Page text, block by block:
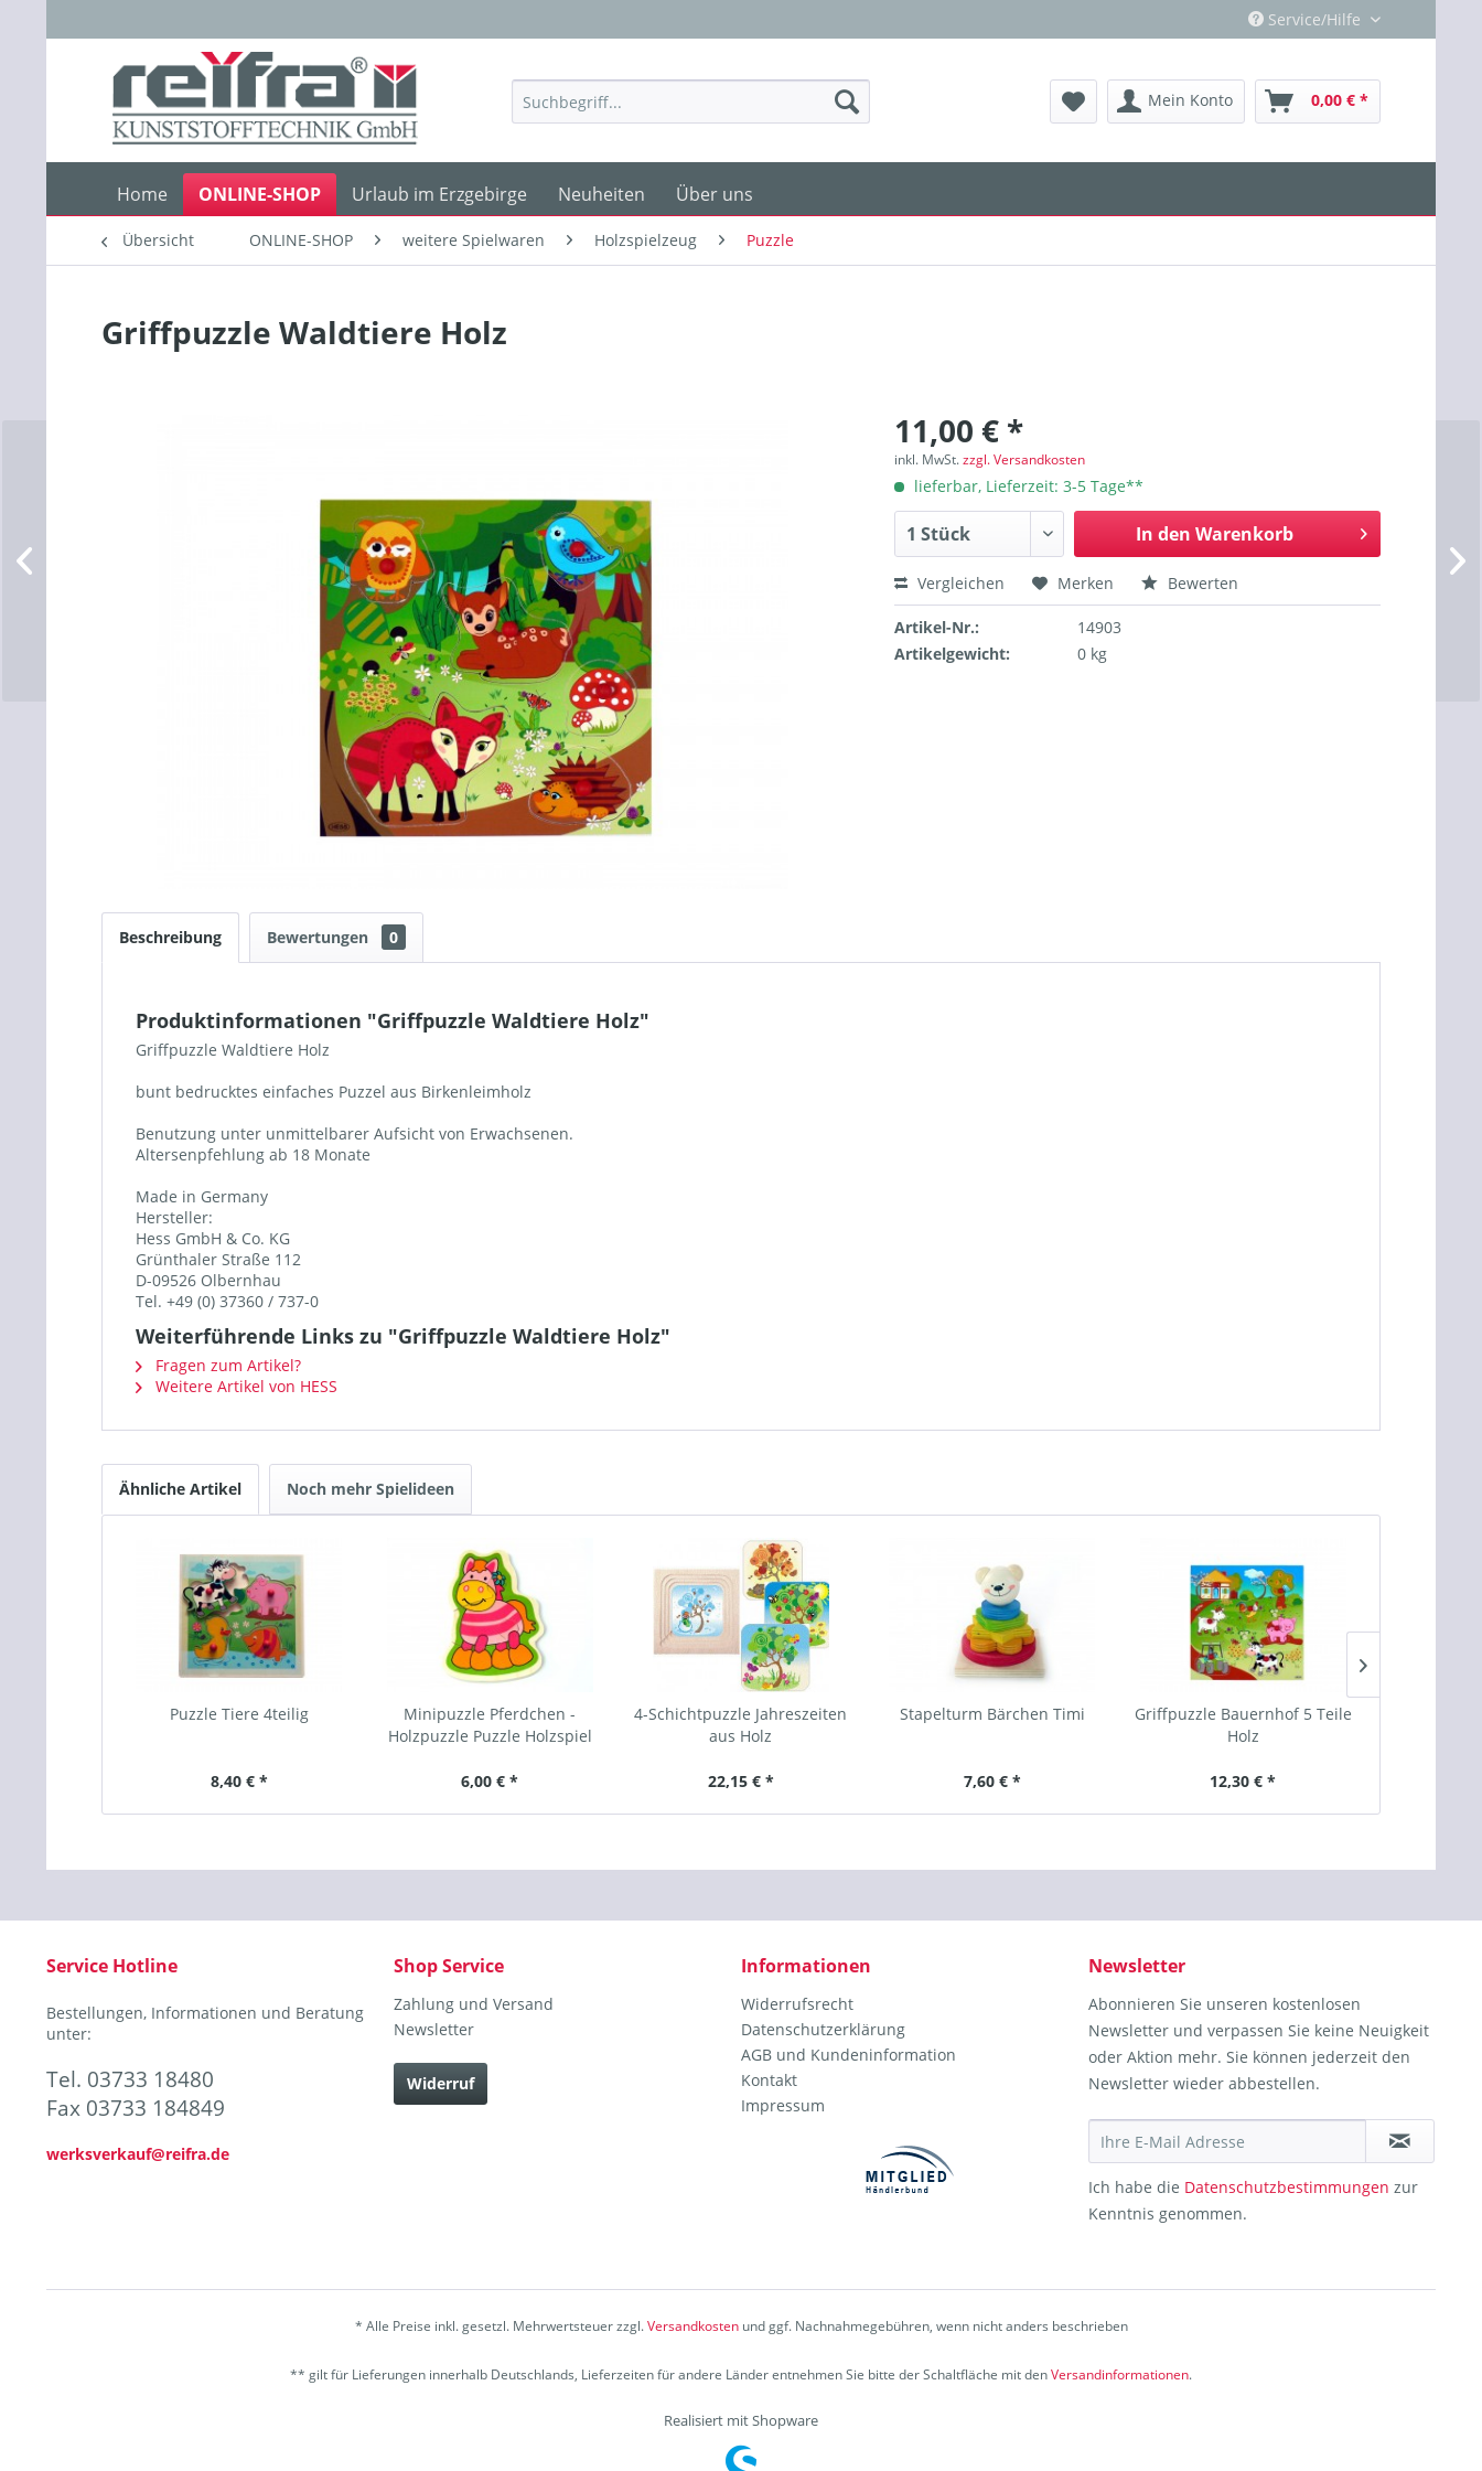
Service/Hilfe
Mein Konto 0,00 € *
Home ONLINE-SHOP Urlaub im Erzgebirge Neuheiten Über uns
Übersicht ONLINE-SHOP weitere Spielwaren Holzspielzeug Puzzle
Griffpuzzle Waldtiere Holz
11,00 € *
inkl. MwSt.zzgl. Versandkosten
lieferbar, Lieferzeit: 3-5 Tage**
In den Warenkorb
Vergleichen Merken Bewerten
Artikel-Nr.:
14903
Artikelgewicht:
0 kg
Beschreibung Bewertungen 0
Produktinformationen "Griffpuzzle Waldtiere Holz"
Griffpuzzle Waldtiere Holz
bunt bedrucktes einfaches Puzzel aus Birkenleimholz
Benutzung unter unmittelbarer Aufsicht von Erwachsenen.
Altersenpfehlung ab 18 Monate
Made in Germany
Hersteller:
Hess GmbH & Co. KG
Grünthaler Straße 112
D-09526 Olbernhau
Tel. +49 (0) 37360 / 737-0
Weiterführende Links zu "Griffpuzzle Waldtiere Holz"
Fragen zum Artikel?
Weitere Artikel von HESS
Ähnliche Artikel Noch mehr Spielideen
Puzzle Tiere 4teilig
8,40 € *
Minipuzzle Pferdchen -
Holzpuzzle Puzzle Holzspiel
6,00 € *
4-Schichtpuzzle Jahreszeiten
aus Holz
22,15 € *
Stapelturm Bärchen Timi
7,60 € *
Griffpuzzle Bauernhof 5 Teile
Holz
12,30 € *
Service Hotline
Bestellungen, Informationen und Beratung
unter:
Tel. 03733 18480
Fax 03733 184849
werksverkauf@reifra.de
Shop Service
Zahlung und Versand
Newsletter
Widerruf
Informationen
Widerrufsrecht
Datenschutzerklärung
AGB und Kundeninformation
Kontakt
Impressum
Newsletter
Abonnieren Sie unseren kostenlosen
Newsletter und verpassen Sie keine Neuigkeit
oder Aktion mehr. Sie können jederzeit den
Newsletter wieder abbestellen.
Ich habe die Datenschutzbestimmungen zur
Kenntnis genommen.
* Alle Preise inkl. gesetzl. Mehrwertsteuer zzgl.Versandkostenund ggf. Nachnahmegebühren, wenn nicht anders beschrieben
** gilt für Lieferungen innerhalb Deutschlands, Lieferzeiten für andere Länder entnehmen Sie bitte der Schaltfläche mit denVersandinformationen.
Realisiert mit Shopware